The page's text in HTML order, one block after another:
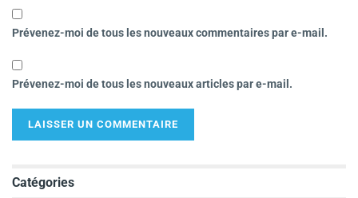
Prévenez-moi de tous les nouveaux commentaires par e-mail.
Prévenez-moi de tous les nouveaux articles par e-mail.
Catégories